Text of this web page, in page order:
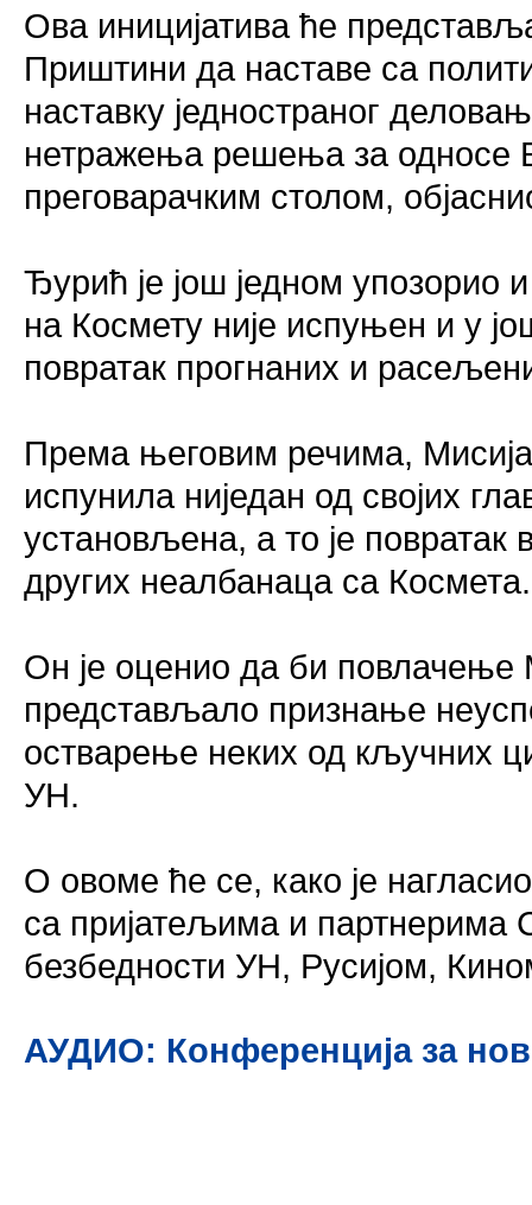
Ова иницијатива ће
Приштини да наставе са
наставку једностраног
нетражења решења за односе
преговарачким столом,
Ђурић је још једном упозорио
на Космету није испуњен и у
повратак прогнаних и
Према његовим речима,
испунила ниједан од својих
установљена, а то је
других неалбанаца са Космета.
Он је оценио да би повлачење
представљало признање
остварење неких од кључних
УН.
О овоме ће се, како је
са пријатељима и партнерима
безбедности УН, Русијом,
АУДИО: Конференција за